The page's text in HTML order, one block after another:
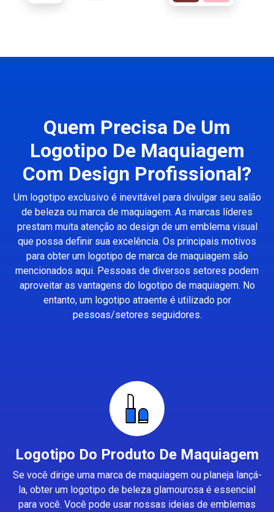
Quem Precisa De Um
Logotipo De Maquiagem
Com Design Profissional?
Um logotipo exclusivo é inevitável para divulgar seu salão
de beleza ou marca de maquiagem. As marcas líderes
prestam muita atenção ao design de um emblema visual
que possa definir sua excelência. Os principais motivos
para obter um logotipo de marca de maquiagem são
mencionados aqui. Pessoas de diversos setores podem
aproveitar as vantagens do logotipo de maquiagem. No
entanto, um logotipo atraente é utilizado por
pessoas/setores seguidores.
Logotipo Do Produto De Maquiagem
Se você dirige uma marca de maquiagem ou planeja lançá-
la, obter um logotipo de beleza glamourosa é essencial
para você. Você pode usar nossas ideias de emblemas